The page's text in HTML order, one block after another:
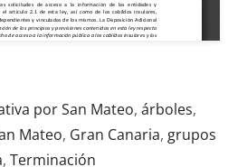
por San Mateo, árboles,
Mateo, Gran Canaria, grupos
, Terminación